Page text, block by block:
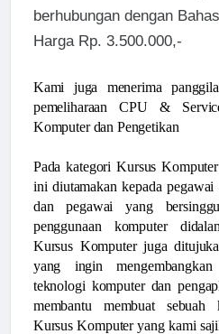
berhubungan dengan
Harga Rp. 3.500.000,-
Kami juga menerima
pemeliharaan CPU &
Komputer dan Pengetikan
Pada kategori Kursus
ini diutamakan kepada
dan pegawai yang
penggunaan komputer
Kursus Komputer juga
yang ingin mengembangkan
teknologi komputer dan
membantu membuat sebuah
Kursus Komputer yang kami